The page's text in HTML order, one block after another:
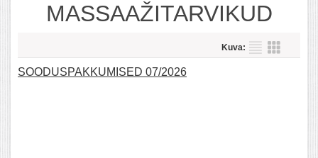
MASSAAŽITARVIKUD
Kuva:
SOODUSPAKKUMISED 07/2026